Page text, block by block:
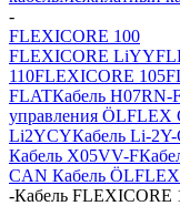
-
FLEXICORE 100
FLEXICORE LiYY
110FLEXICORE 105
FLATКабель H07RN-
управления ÖLFLEX
Li2YCYКабель Li-
Кабель X05VV-F
CAN Кабель
-Кабель FLEXICORE